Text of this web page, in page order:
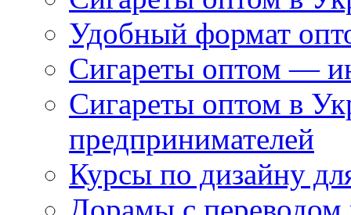
Удобный формат
Сигареты оптом —
Сигареты оптом в
предпринимателей
Курсы по дизайну